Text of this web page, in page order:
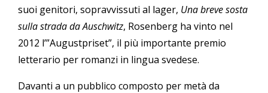
suoi genitori, sopravvissuti al lager, Una breve sosta
sulla strada da Auschwitz, Rosenberg ha vinto nel
2012 l’”Augustpriset”, il più importante premio
letterario per romanzi in lingua svedese.
Davanti a un pubblico composto per metà da